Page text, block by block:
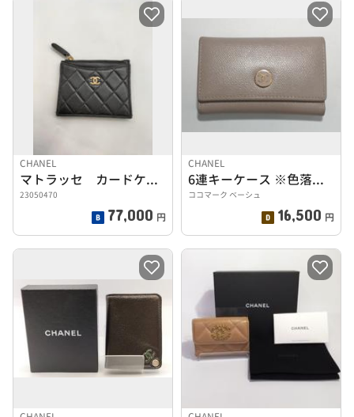
CHANEL
マトラッセ カードケース
23050470
77,000 円
CHANEL
6連キーケース ※色落ち・汚れ多く有り
ココマーク ベーシュ
16,500 円